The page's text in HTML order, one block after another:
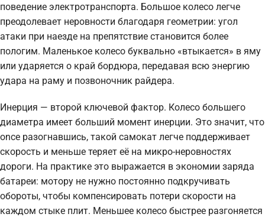
поведение электротранспорта. Большое колесо легче
преодолевает неровности благодаря геометрии: угол
атаки при наезде на препятствие становится более
пологим. Маленькое колесо буквально «втыкается» в яму
или ударяется о край бордюра, передавая всю энергию
удара на раму и позвоночник райдера.
Инерция — второй ключевой фактор. Колесо большего
диаметра имеет больший момент инерции. Это значит, что
once разогнавшись, такой самокат легче поддерживает
скорость и меньше теряет её на микро-неровностях
дороги. На практике это выражается в экономии заряда
батареи: мотору не нужно постоянно подкручивать
обороты, чтобы компенсировать потери скорости на
каждом стыке плит. Меньшее колесо быстрее разгоняется